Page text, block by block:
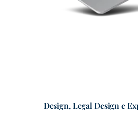
Design, Legal Design e